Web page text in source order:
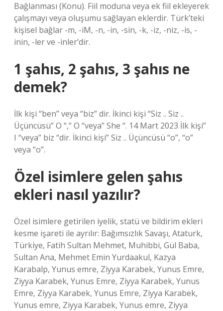
Bağlanması (Konu). Fiil moduna veya ek fiil ekleyerek
çalışmayı veya oluşumu sağlayan eklerdir. Türk’teki
kişisel bağlar -m, -iM, -n, -in, -sin, -k, -iz, -niz, -is, -
inin, -ler ve -inler’dir.
1 şahıs, 2 şahıs, 3 şahıs ne
demek?
İlk kişi “ben” veya “biz” dir. İkinci kişi “Siz .. Siz ..
Üçüncüsü” O “,” O “veya” She “. 14 Mart 2023 İlk kişi”
I “veya” biz “dir. İkinci kişi” Siz .. Üçüncüsü “o”, “o”
veya “o”.
Özel isimlere gelen şahıs
ekleri nasıl yazılır?
Özel isimlere getirilen iyelik, statü ve bildirim ekleri
kesme işareti ile ayrılır: Bağımsızlık Savaşı, Ataturk,
Türkiye, Fatih Sultan Mehmet, Muhibbi, Gül Baba,
Sultan Ana, Mehmet Emin Yurdaakul, Kazya
Karabalp, Yunus emre, Ziyya Karabek, Yunus Emre,
Ziyya Karabek, Yunus Emre, Ziyya Karabek, Yunus
Emre, Ziyya Karabek, Yunus Emre, Ziyya Karabek,
Yunus emre, Ziyya Karabek, Yunus emre, Ziyya